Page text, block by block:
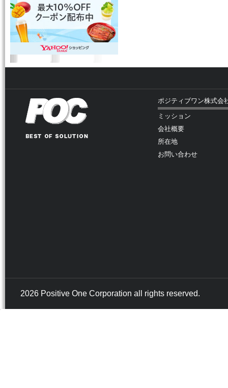
ポジティブワン株式会
ミッション
会社概要
所在地
お問い合わせ
2026 Positive One Corporation all rights reserved.